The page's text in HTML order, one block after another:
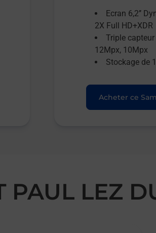
Ecran 6,2’’
2X Full HD+XDR
Triple
12Mpx, 10Mpx
Stockage de
Acheter ce
PAUL LEZ